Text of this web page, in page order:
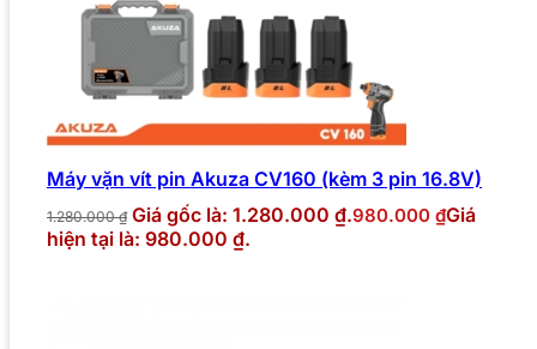
Máy vặn vít pin Akuza CV160 (kèm 3 pin 16.8V)
1.280.000₫ Giá gốc là: 1.280.000 ₫.980.000 ₫Giá
hiện tại là: 980.000 ₫.